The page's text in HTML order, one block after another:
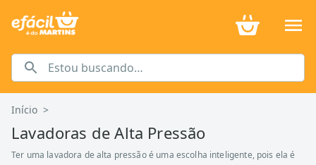
Início >
Lavadoras de Alta Pressão
Ter uma lavadora de alta pressão é uma escolha inteligente, pois ela é